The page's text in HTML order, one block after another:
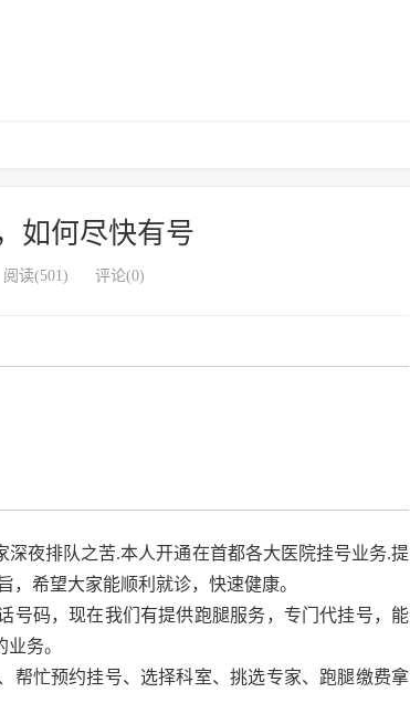
如何尽快有号
阅读(501) 评论(0)
夜排队之苦.本人开通在首都各大医院挂号业务.提
希望大家能顺利就诊，快速健康。
号码，现在我们有提供跑腿服务，专门代挂号，能
务。
帮忙预约挂号、选择科室、挑选专家、跑腿缴费拿